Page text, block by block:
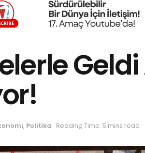
, Politika Reading Time: 5 mins read